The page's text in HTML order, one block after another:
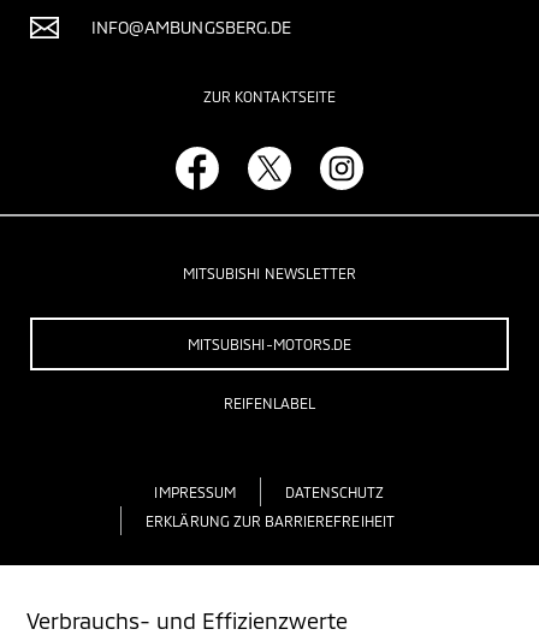
INFO@AMBUNGSBERG.DE
ZUR KONTAKTSEITE
MITSUBISHI NEWSLETTER
MITSUBISHI-MOTORS.DE
REIFENLABEL
IMPRESSUM
DATENSCHUTZ
ERKLÄRUNG ZUR BARRIEREFREIHEIT
Verbrauchs- und Effizienzwerte